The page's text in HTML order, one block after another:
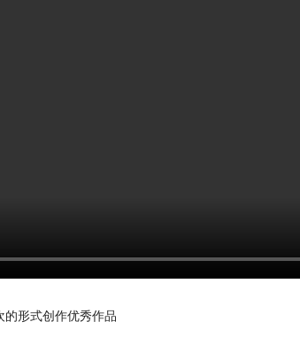
的形式创作优秀作品